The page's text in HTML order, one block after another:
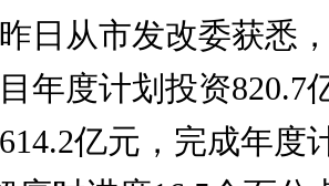
从市发改委获悉，
年度计划投资820.7
亿元，完成年度